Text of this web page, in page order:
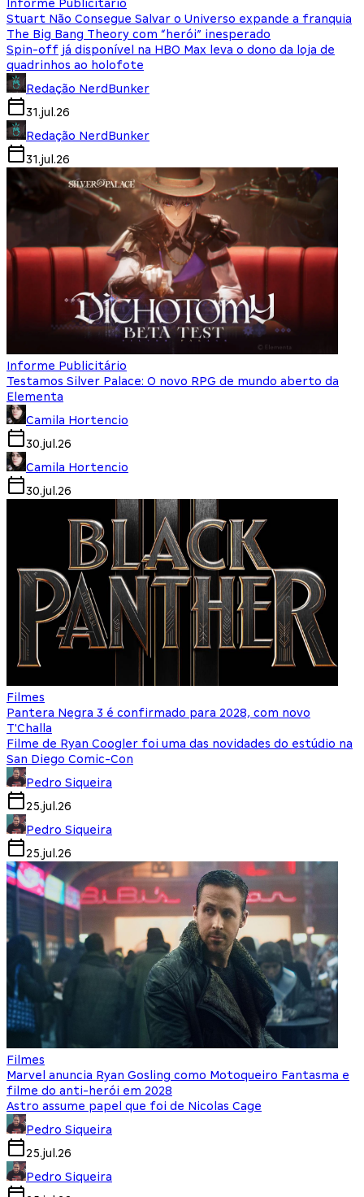
Informe Publicitário
Stuart Não Consegue Salvar o Universo expande a franquia
The Big Bang Theory com “herói” inesperado
Spin-off já disponível na HBO Max leva o dono da loja de
quadrinhos ao holofote
Redação NerdBunker
31.jul.26
Redação NerdBunker
31.jul.26
Informe Publicitário
Testamos Silver Palace: O novo RPG de mundo aberto da
Elementa
Camila Hortencio
30.jul.26
Camila Hortencio
30.jul.26
Filmes
Pantera Negra 3 é confirmado para 2028, com novo
T'Challa
Filme de Ryan Coogler foi uma das novidades do estúdio na
San Diego Comic-Con
Pedro Siqueira
25.jul.26
Pedro Siqueira
25.jul.26
Filmes
Marvel anuncia Ryan Gosling como Motoqueiro Fantasma e
filme do anti-herói em 2028
Astro assume papel que foi de Nicolas Cage
Pedro Siqueira
25.jul.26
Pedro Siqueira